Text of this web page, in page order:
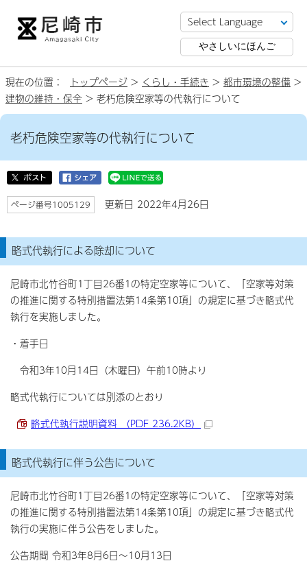
やさしいにほんご
現在の位置： トップページ > くらし・手続き > 都市環境の整備 >
建物の維持・保全 > 老朽危険空家等の代執行について
老朽危険空家等の代執行について
ページ番号1005129 更新日 2022年4月26日
略式代執行による除却について
尼崎市北竹谷町1丁目26番1の特定空家等について、「空家等対策
の推進に関する特別措置法第14条第10項」の規定に基づき略式代
執行を実施しました。
・着手日
令和3年10月14日（木曜日）午前10時より
略式代執行については別添のとおり
略式代執行説明資料 （PDF 236.2KB）
略式代執行に伴う公告について
尼崎市北竹谷町1丁目26番1の特定空家等について、「空家等対策
の推進に関する特別措置法第14条第10項」の規定に基づき略式代
執行の実施に伴う公告をしました。
公告期間 令和3年8月6日～10月13日